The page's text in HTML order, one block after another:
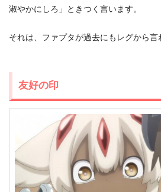
淑やかにしろ」ときつく言います。
それは、ファプタが過去にもレグから言
友好の印